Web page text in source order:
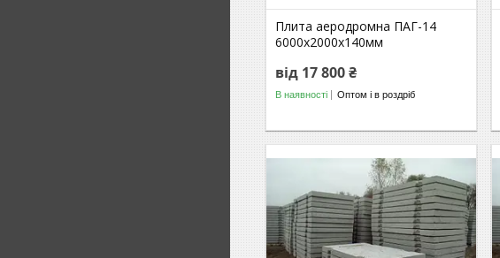
Плита аеродромна ПАГ-14
6000х2000х140мм
від 17 800 ₴
В наявності Оптом і в роздріб